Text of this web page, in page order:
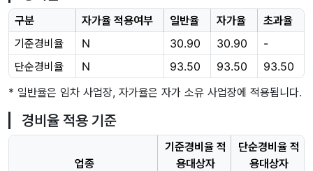
구분 자가율 적용여부 일반율 자가율
초과율
기준경비율
N 30.90 30.90
-
단순경비율
N 93.50 93.50
93.50
* 일반율은 임차 사업장, 자가율은 자가 소유 사업장에 적용됩니다.
경비율 적용 기준
업종
기준경비율 적
용대상자
단순경비율 적
용대상자